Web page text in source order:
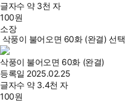
글자수 약 3천 자
100원
소장
삭풍이 불어오면 60화 (완결) 선택
삭풍이 불어오면 60화 (완결)
등록일 2025.02.25
글자수 약 3.4천 자
100원